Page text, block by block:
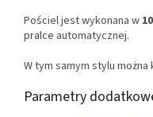
Pościel jest wykonana w
pralce automatycznej.
W tym samym stylu można
Parametry